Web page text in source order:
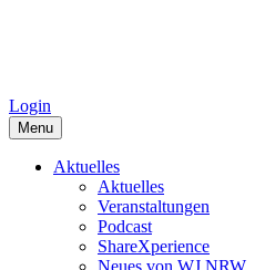
Login
Menu
Aktuelles
Aktuelles
Veranstaltungen
Podcast
ShareXperience
Neues von WJ NRW